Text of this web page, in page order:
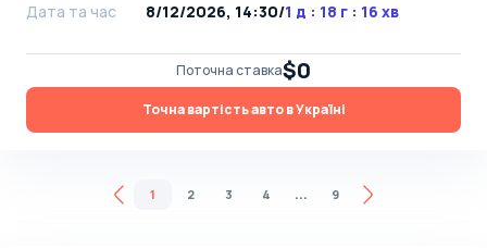
Дата та час
8/12/2026, 14:30/1 д : 18 г : 16 хв
Поточна ставка$0
Точна вартість авто в Україні
1 2 3 4 ... 9